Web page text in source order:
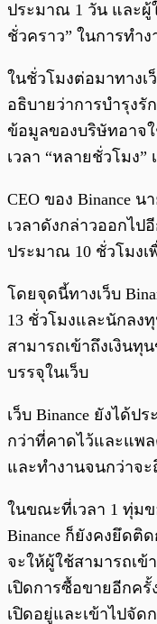
ประมาณ 1 วัน และผู้
ชั่วคราว” ในการทำง
ในชั่วโมงต่อมาทาง
อธิบายว่าการบำรุงรั
ข้อมูลของบริษัทอาจ
เวลา “หลายชั่วโมง
CEO ของ Binance น
เวลาดังกล่าวออกไป
ประมาณ 10 ชั่วโมง
โดยจุดนี้ทางเว็บ
13 ชั่วโมงและนักลง
สามารถเข้าถึงเงินทุ
บรรจุในเว็บ
เว็บ Binance ยังได้ป
กว่าที่คาดไว้และแพ
และทำงานจนกว่าจะ
ในขณะที่เวลา 1 ทุ่ม
Binance ก็ยังคงยึดติ
จะให้ผู้ใช้สามารถเ
เปิดการซื้อขายอีกครั้
เปิดอยู่และเข้าไปจัด